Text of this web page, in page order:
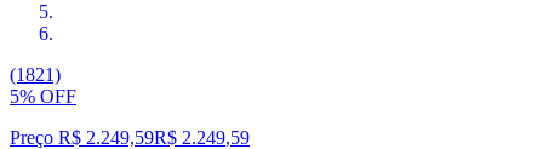
(1821)
5% OFF
Preço R$ 2.249,59R$ 2.249,59